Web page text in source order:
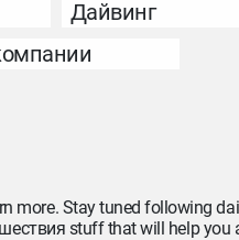
Дайвинг
more. Stay tuned following
stuff that will help you